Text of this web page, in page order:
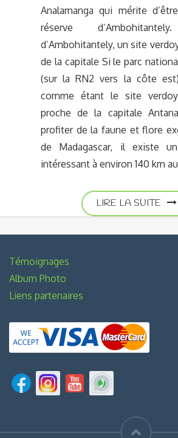
Analamanga qui mérite
réserve
d’Ambohitantely, un site
de la capitale Si le parc
(sur la RN2 vers la côte
comme étant le site
proche de la capitale
profiter de la faune et flore
de Madagascar, il existe
intéressant à environ 140 km au
LIRE LA SUITE
Témoignages
Album Photo
Liens partenaires